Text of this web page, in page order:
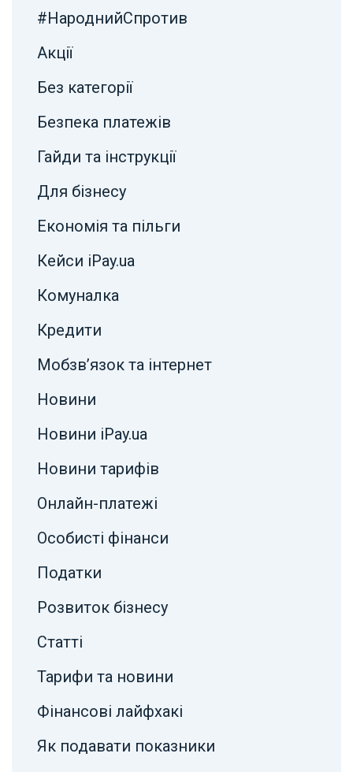
#НароднийСпротив
Акції
Без категорії
Безпека платежів
Гайди та інструкції
Для бізнесу
Економія та пільги
Кейси iPay.ua
Комуналка
Кредити
Мобзв’язок та інтернет
Новини
Новини iPay.ua
Новини тарифів
Онлайн-платежі
Особисті фінанси
Податки
Розвиток бізнесу
Статті
Тарифи та новини
Фінансові лайфхакі
Як подавати показники